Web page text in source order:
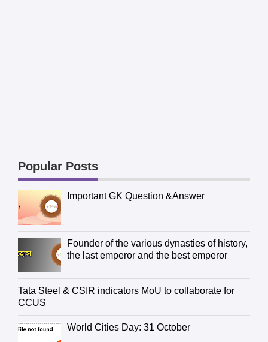
Popular Posts
Important GK Question &Answer
Founder of the various dynasties of history,
the last emperor and the best emperor
Tata Steel & CSIR indicators MoU to collaborate for
CCUS
World Cities Day: 31 October